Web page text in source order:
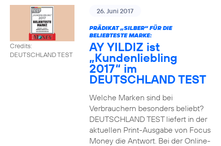
Credits:
DEUTSCHLAND TEST
26. Juni 2017
PRÄDIKAT „SILBER“ FÜR DIE
BELIEBTESTE MARKE:
AY YILDIZ ist
„Kundenliebling
2017“ im
DEUTSCHLAND TEST
Welche Marken sind bei
Verbrauchern besonders beliebt?
DEUTSCHLAND TEST liefert in der
aktuellen Print-Ausgabe von Focus
Money die Antwort. Bei der Online-